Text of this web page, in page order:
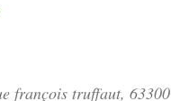
françois truffaut, 63300